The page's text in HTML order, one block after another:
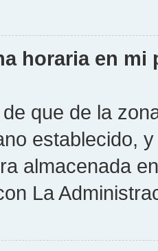
horaria en
que de la
establecido,
almacenada
La